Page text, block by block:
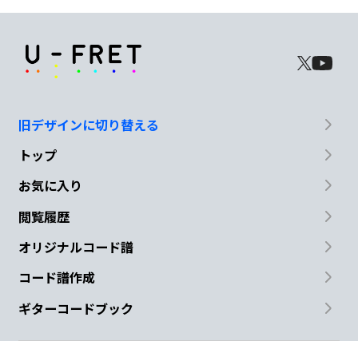
Am A7 Dm
あな た
Am
Am
酔いたくて泣きたくて ふるえるくちび
旧デザインに切り替える
トップ
お気に入り
閲覧履歴
オリジナルコード譜
コード譜作成
ギターコードブック